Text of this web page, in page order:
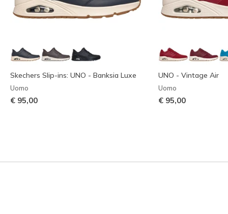
Skechers Slip-ins: UNO - Banksia Luxe
Uomo
€ 95,00
UNO - Vintage Air
Uomo
€ 95,00